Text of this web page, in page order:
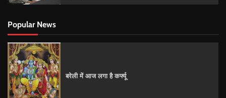
Popular News
बरेली में आज लगा है कर्फ्यू